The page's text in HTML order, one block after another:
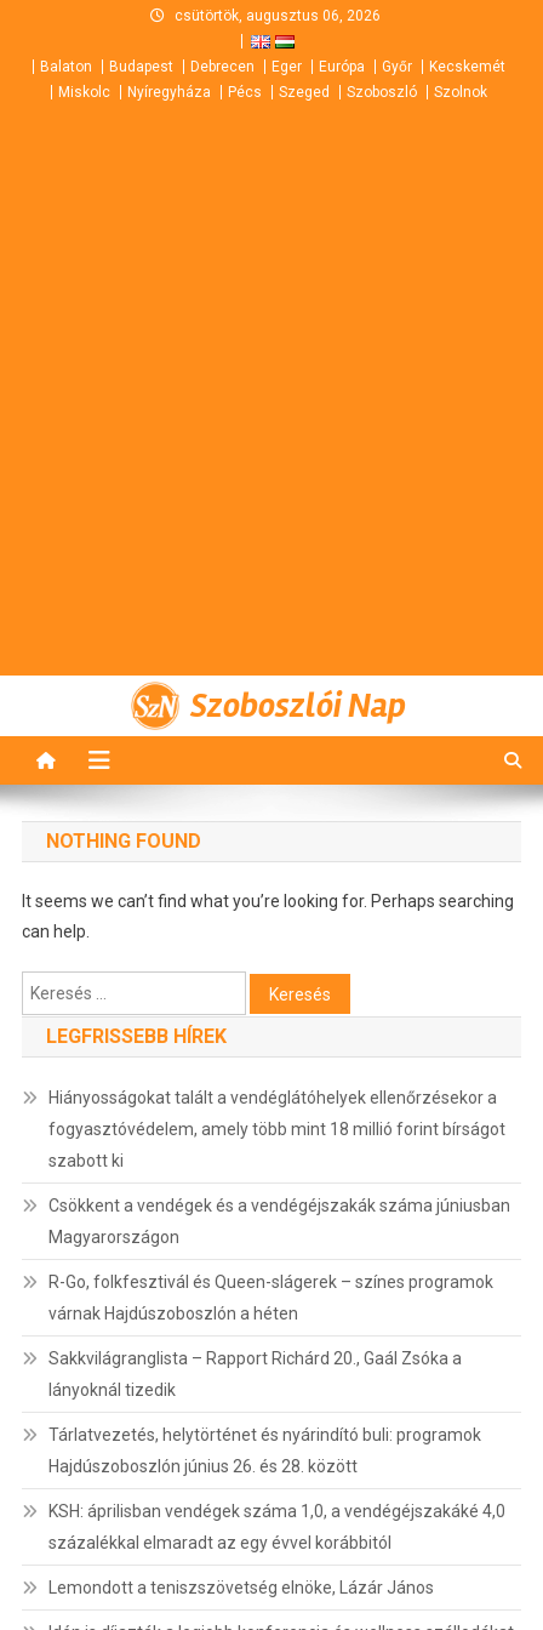
content
csütörtök, augusztus 06, 2026
Balaton Budapest Debrecen Eger Európa Győr
Kecskemét
Miskolc
Nyíregyháza Pécs Szeged Szoboszló Szolnok
Szoboszlói Nap
NOTHING FOUND
It seems we can’t find what you’re looking for. Perhaps searching
can help.
Keresés:
LEGFRISSEBB HÍREK
Hiányosságokat talált a vendéglátóhelyek ellenőrzésekor a
fogyasztóvédelem, amely több mint 18 millió forint bírságot
szabott ki
Csökkent a vendégek és a vendégéjszakák száma júniusban
Magyarországon
R-Go, folkfesztivál és Queen-slágerek – színes programok
várnak Hajdúszoboszlón a héten
Sakkvilágranglista – Rapport Richárd 20., Gaál Zsóka a
lányoknál tizedik
Tárlatvezetés, helytörténet és nyárindító buli: programok
Hajdúszoboszlón június 26. és 28. között
KSH: áprilisban vendégek száma 1,0, a vendégéjszakáké 4,0
százalékkal elmaradt az egy évvel korábbitól
Lemondott a teniszszövetség elnöke, Lázár János